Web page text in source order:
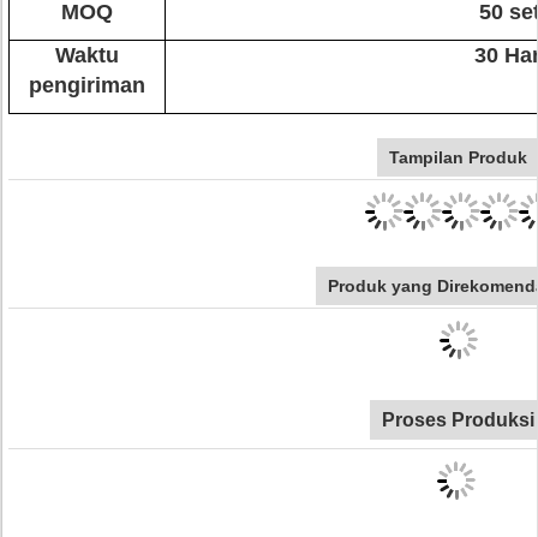
MOQ
50
Waktu
pengiriman
30
Tampilan Produk
Produk yang
Proses Produksi